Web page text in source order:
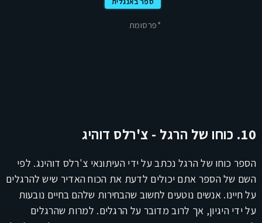
*פרסומת
10. כוחו של הרגל - צ'רלס דוהיג
הספר כוחו של הרגל נכתב על ידי העיתונאי צ'רלס דוהינג. לפי
השם של הספר אתם יכולים לדעת את הכוח האדיר שיש להרגלים
על חיינו. אנשים נוטעים לחשוב שהבחירות שלהם בחיים נובעות
על ידי היגיון, אך לרוב מדובר על הרגלים. למרות שהרגלים